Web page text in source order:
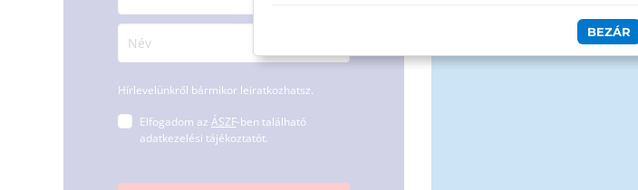
Hírlevelünkről bármikor leiratkozhatsz.
Elfogadom az ÁSZF-ben található
adatkezelési tájékoztatót.
BEZÁR